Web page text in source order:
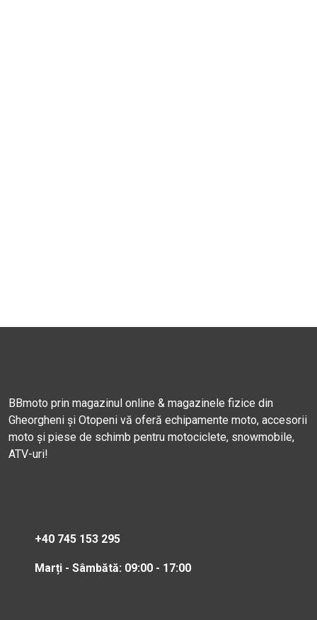
BBmoto prin magazinul online & magazinele fizice din
Gheorgheni și Otopeni vă oferă echipamente moto, accesorii
moto și piese de schimb pentru motociclete, snowmobile,
ATV-uri!
+40 745 153 295
Marți - Sâmbătă: 09:00 - 17:00